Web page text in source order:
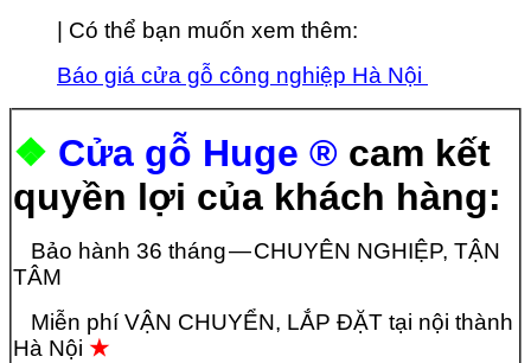
| Có thể bạn muốn xem thêm:
Báo giá cửa gỗ công nghiệp Hà Nội
❖ Cửa gỗ Huge ® cam kết
quyền lợi của khách hàng:
Bảo hành 36 tháng — CHUYÊN NGHIỆP, TẬN
TÂM
Miễn phí VẬN CHUYỂN, LẮP ĐẶT tại nội thành
Hà Nội ★